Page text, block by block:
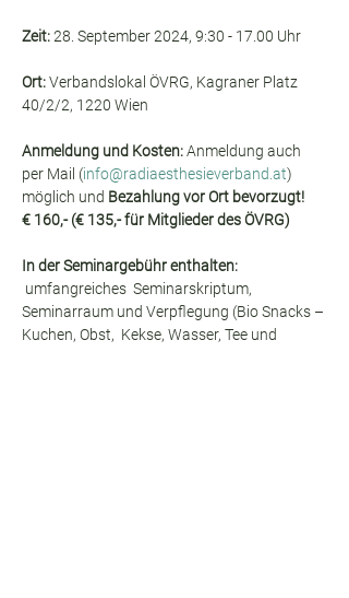
Zeit: 28. September 2024, 9:30 - 17.00 Uhr
Ort: Verbandslokal ÖVRG, Kagraner Platz
40/2/2, 1220 Wien
Anmeldung und Kosten: Anmeldung auch
per Mail (info@radiaesthesieverband.at)
möglich und Bezahlung vor Ort bevorzugt!
€ 160,- (€ 135,- für Mitglieder des ÖVRG)
In der Seminargebühr enthalten:
umfangreiches  Seminarskriptum,
Seminarraum und Verpflegung (Bio Snacks –
Kuchen, Obst,  Kekse, Wasser, Tee und